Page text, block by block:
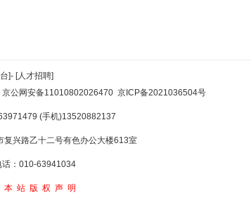
]- [人才招聘]
京公网安备11010802026470 京ICP备2021036504号
(手机)13520882137
复兴路乙十二号有色办公大楼613室
：010-63941034
本站版权声明